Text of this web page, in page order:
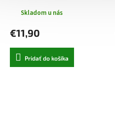
Skladom u nás
€11,90
Pridať do košíka